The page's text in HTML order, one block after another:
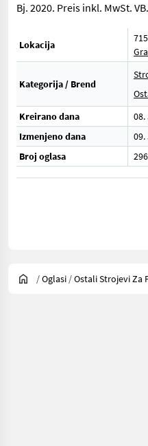
Bj. 2020. Preis inkl. MwSt.
Lokacija
Kategorija / Brend
Kreirano dana
08.
Izmenjeno dana
09.
Broj oglasa
/Oglasi /Ostali Strojevi Za